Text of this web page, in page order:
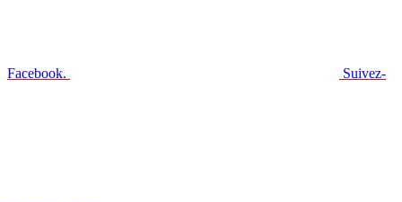
Facebook. Suivez-